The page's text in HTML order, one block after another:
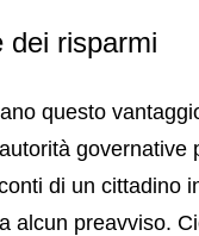
dei risparmi
questo
governative
di un cittadino
alcun preavviso.